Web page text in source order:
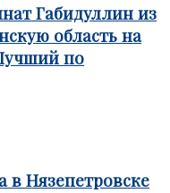
Габидуллин из
область на
по
в Нязепетровске